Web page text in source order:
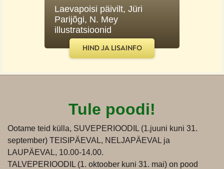
Laevapoisi päivilt, Jüri
Parijõgi, N. Mey
illustratsioonid
HIND JA LISAINFO
Tule poodi!
Ootame teid külla, SUVEPERIOODIL (1.juuni kuni 31.
september) TEISIPÄEVAL, NELJAPÄEVAL ja
LAUPÄEVAL, 10.00-14.00.
TALVEPERIOODIL (1. oktoober kuni 31. mai) on pood